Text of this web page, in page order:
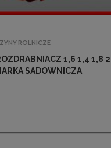
ROLNICZE
1,6 1,4 1,8
SADOWNICZA